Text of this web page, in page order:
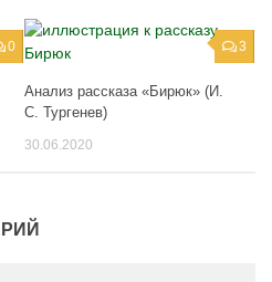
0 3
Анализ рассказа «Бирюк» (И.
С. Тургенев)
30.06.2020